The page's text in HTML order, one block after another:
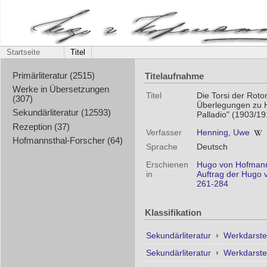
Startseite Titel
Primärliteratur (2515)
Werke in Übersetzungen
(307)
Sekundärliteratur (12593)
Rezeption (37)
Hofmannsthal-Forscher (64)
Titelaufnahme
Titel
Die Torsi der
Überlegungen zu
Palladio" (1903/
Verfasser
Henning, Uwe
Sprache
Deutsch
Erschienen
in
Hugo von
Auftrag der Hugo
261-284
Klassifikation
Sekundärliteratur ›
Sekundärliteratur ›